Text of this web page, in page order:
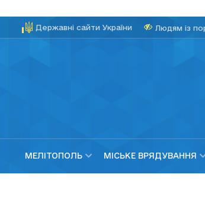
Державні сайти України Людям із
МЕЛІТОПОЛЬ МІСЬКЕ ВРЯДУВАННЯ